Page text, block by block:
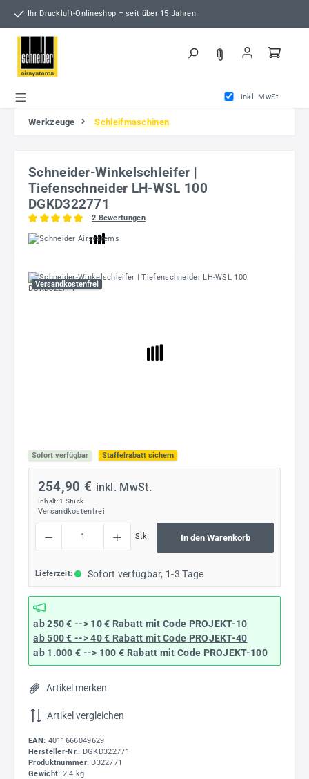
Zum Hauptinhalt springen
Ihr Druckluft-Onlineshop – seit über 15 Jahren
inkl. MwSt.
Werkzeuge Schleifmaschinen
Schneider-Winkelschleifer |
Tiefenschneider LH-WSL 100
DGKD322771
Durchschnittliche Bewertung von 5 von 5 Sternen
2 Bewertungen
Bildergalerie überspringen
Versandkostenfrei
Sofort verfügbar Staffelrabatt sichern
254,90 € inkl. MwSt.
Inhalt: 1 Stück
Versandkostenfrei
Stk In den Warenkorb
Lieferzeit: Sofort verfügbar, 1-3 Tage
ab 250 € --> 10 € Rabatt mit Code PROJEKT-10
ab 500 € --> 40 € Rabatt mit Code PROJEKT-40
ab 1.000 € --> 100 € Rabatt mit Code PROJEKT-100
Artikel merken
Artikel vergleichen
EAN: 4011666049629
Hersteller-Nr.: DGKD322771
Produktnummer: D322771
Gewicht: 2.4 kg